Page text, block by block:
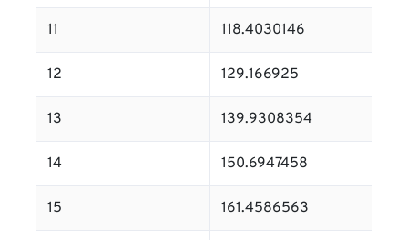
11 118.4030146
12 129.166925
13 139.9308354
14 150.6947458
15 161.4586563